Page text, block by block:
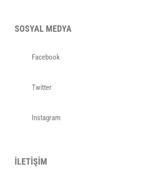
SOSYAL MEDYA
Facebook
Twitter
Instagram
İLETİŞİM